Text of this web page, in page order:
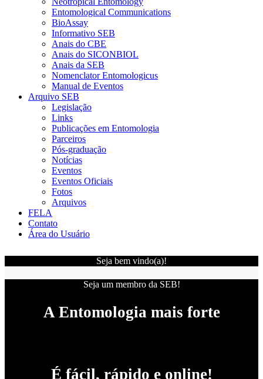
Entomological Communications
BioAssay
Informativo SEB
Anais do CBE
Anais do SICONBIOL
Anais da SEB
Nomenclator Entomologicus
Manual de Eventos
Arquivo SEB
Legislação
Links
Publicações em Entomologia
Parceiros
Pós-graduação
Notícias
Eventos
Eventos Oficiais
Fotos
Arquivos
FELA
Contato
Área do Usuário
Seja bem vindo(a)!
Seja um membro da SEB!
A Entomologia mais forte
É fácil, rápido e online!